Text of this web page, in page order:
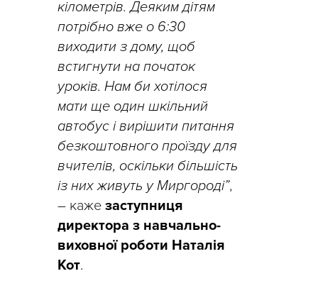
кілометрів. Деяким дітям
потрібно вже о 6:30
виходити з дому, щоб
встигнути на початок
уроків. Нам би хотілося
мати ще один шкільний
автобус і вирішити питання
безкоштовного проїзду для
вчителів, оскільки більшість
із них живуть у Миргороді”,
– каже заступниця
директора з навчально-
виховної роботи Наталія
Кот.